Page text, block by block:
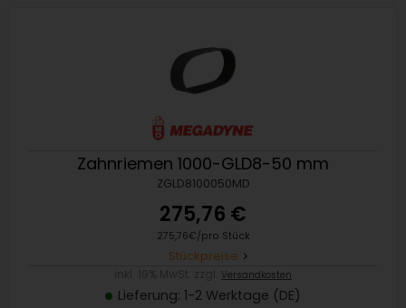
Zahnriemen 1000-GLD8-50 mm
ZGLD8100050MD
275,76 €
275,76€/pro Stück
Stückpreise
Versandkosten
Lieferung: 1-2 Werktage (DE)